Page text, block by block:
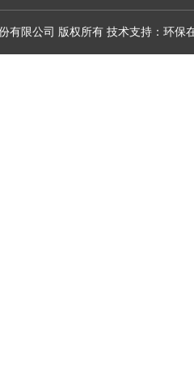
有限公司 版权所有 技术支持： 环保